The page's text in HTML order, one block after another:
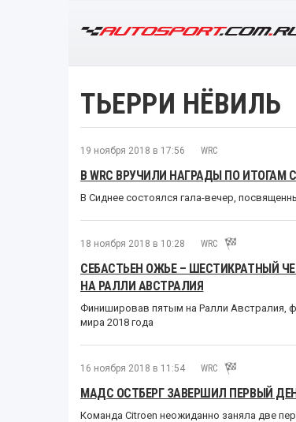
ТЬЕРРИ НЁВИЛЬ
19 ноября 2018 в 17:56 WRC
В WRC ВРУЧИЛИ НАГРАДЫ ПО ИТОГАМ
В Сиднее состоялся гала-вечер,
18 ноября 2018 в 10:28 WRC
СЕБАСТЬЕН ОЖЬЕ – ШЕСТИКРАТНЫЙ
НА РАЛЛИ АВСТРАЛИЯ
Финишировав пятым на Ралли Австралия,
мира 2018 года
16 ноября 2018 в 11:54 WRC
МАДС ОСТБЕРГ ЗАВЕРШИЛ ПЕРВЫЙ
Команда Citroen неожиданно заняла две